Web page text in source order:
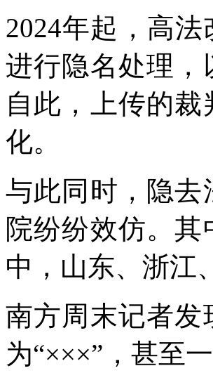
2024年起，高
进行隐名处理，
自此，上传的
化。
与此同时，隐去
院纷纷效仿。
中，山东、浙江
南方周末记者发
为“×××”，甚至